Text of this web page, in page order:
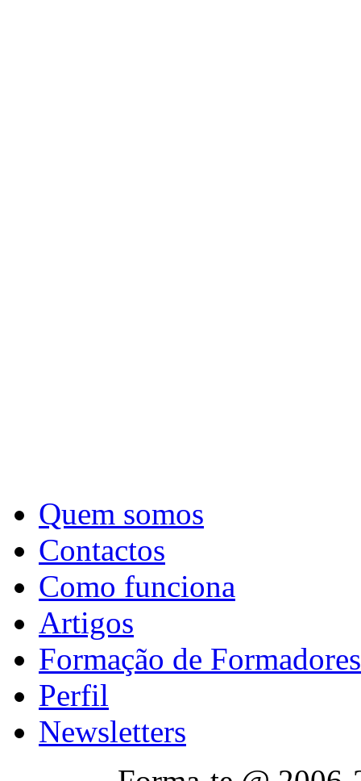
Quem somos
Contactos
Como funciona
Artigos
Formação de Formadores
Perfil
Newsletters